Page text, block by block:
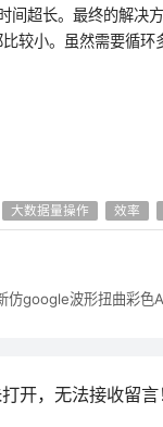
间超长。最终的解决
较小。虽然需要循环
大数据量操作 效率
仿google波形扭曲彩色
开，无法接收留言